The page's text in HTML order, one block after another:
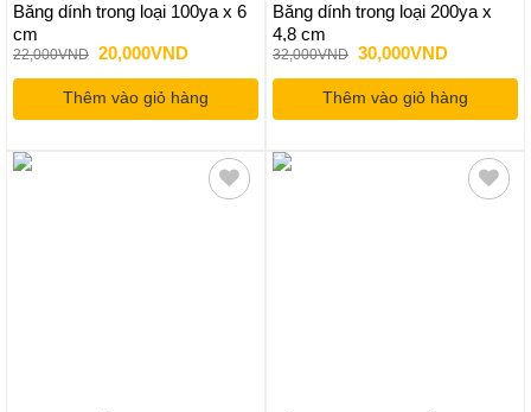
Băng dính trong loại 100ya x 6
cm
22,000VND Giá
gốc
là:
22,000VND.
20,000VNDGiá
tại
là:
20,000VND.
Thêm vào giỏ hàng
Băng dính trong loại 200ya x
4,8 cm
32,000VND Giá
gốc
là:
32,000VND.
30,000VNDGiá
tại
là:
Thêm vào giỏ hàng